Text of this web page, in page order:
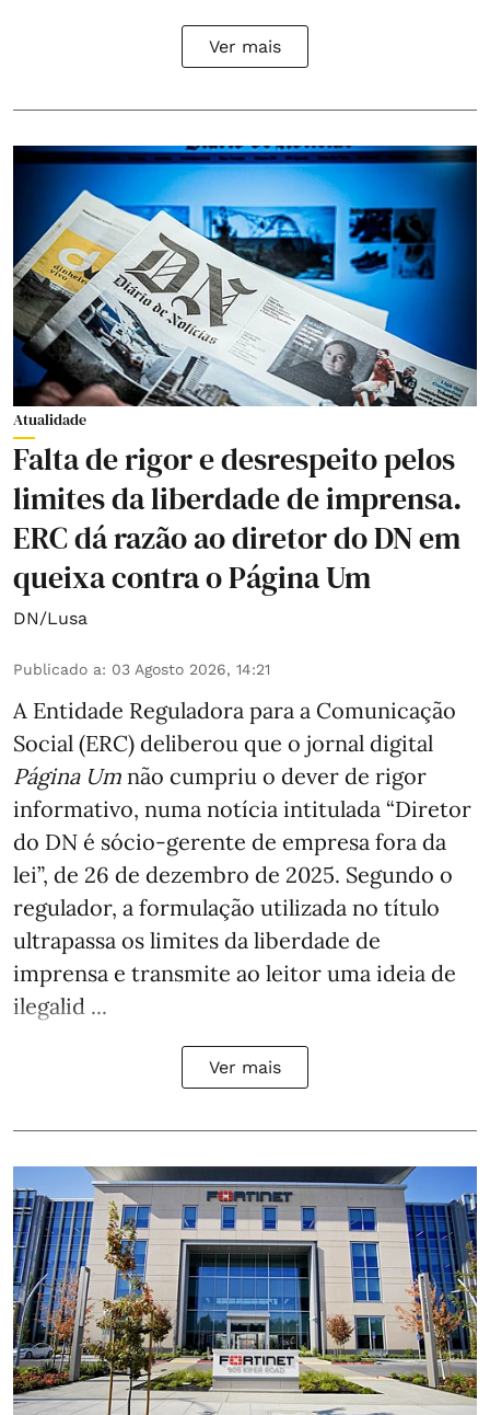
Ver mais
Atualidade
Falta de rigor e desrespeito pelos
limites da liberdade de imprensa.
ERC dá razão ao diretor do DN em
queixa contra o Página Um
DN/Lusa
Publicado a: 03 Agosto 2026, 14:21
A Entidade Reguladora para a Comunicação
Social (ERC) deliberou que o jornal digital
Página Um não cumpriu o dever de rigor
informativo, numa notícia intitulada “Diretor
do DN é sócio‑gerente de empresa fora da
lei”, de 26 de dezembro de 2025. Segundo o
regulador, a formulação utilizada no título
ultrapassa os limites da liberdade de
imprensa e transmite ao leitor uma ideia de
ilegalid ...
Ver mais